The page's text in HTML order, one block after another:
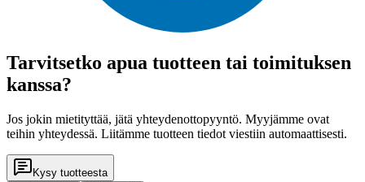
Tarvitsetko apua tuotteen tai toimituksen
kanssa?
Jos jokin mietityttää, jätä yhteydenottopyyntö. Myyjämme ovat
teihin yhteydessä. Liitämme tuotteen tiedot viestiin automaattisesti.
Kysy tuotteesta